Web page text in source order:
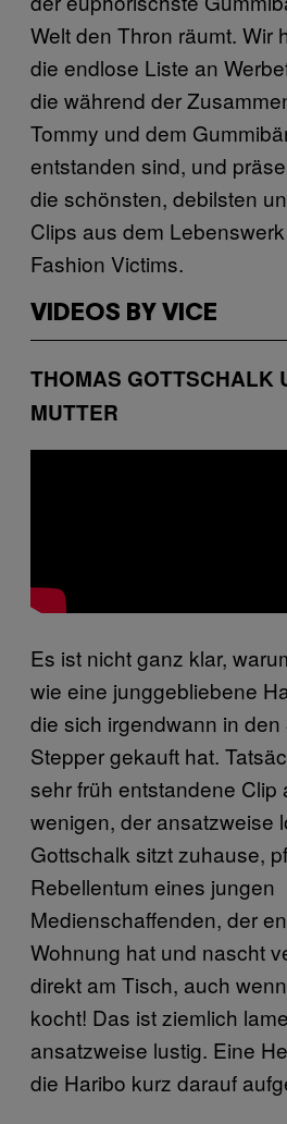
Welt den Thron räumt. Wir
die endlose Liste an
die während der
Tommy und dem
entstanden sind, und
die schönsten, debilsten
Clips aus dem
Fashion Victims.
VIDEOS BY VICE
THOMAS GOTTSCHALK
MUTTER
Es ist nicht ganz klar,
wie eine junggebliebene
die sich irgendwann in
Stepper gekauft hat.
sehr früh entstandene Clip
wenigen, der ansatzweise
Gottschalk sitzt zuhause,
Rebellentum eines jungen
Medienschaffenden, der
Wohnung hat und nascht
direkt am Tisch, auch
kocht! Das ist ziemlich
ansatzweise lustig. Eine
die Haribo kurz darauf